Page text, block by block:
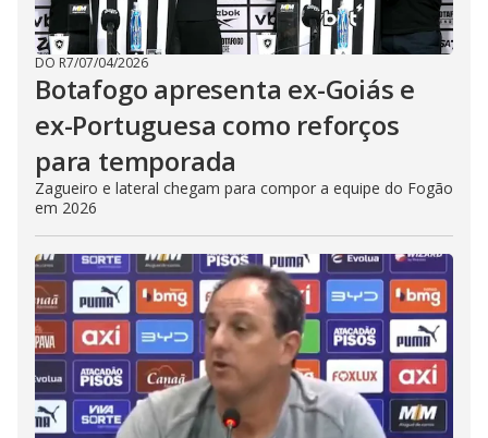
DO R7/07/04/2026
Botafogo apresenta ex-Goiás e
ex-Portuguesa como reforços
para temporada
Zagueiro e lateral chegam para compor a equipe do Fogão
em 2026